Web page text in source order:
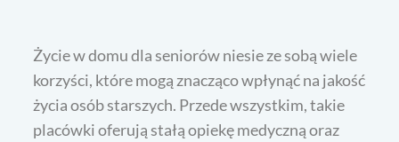
Życie w domu dla seniorów niesie ze sobą wiele
korzyści, które mogą znacząco wpłynąć na jakość
życia osób starszych. Przede wszystkim, takie
placówki oferują stałą opiekę medyczną oraz